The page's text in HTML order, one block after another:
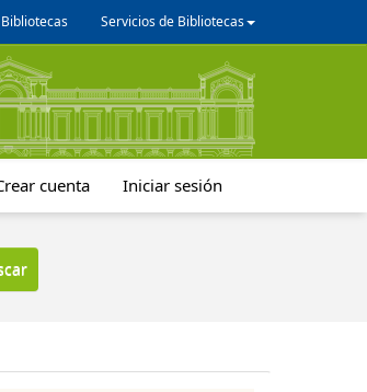
Bibliotecas Servicios de Bibliotecas
cuenta Iniciar sesión